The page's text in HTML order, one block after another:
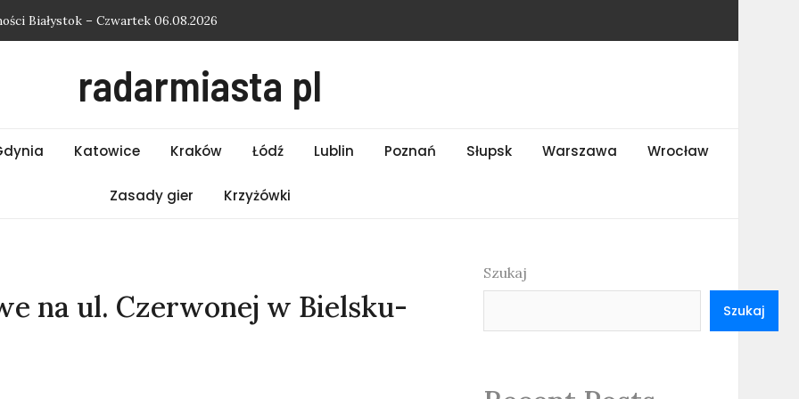
Białystok – Czwartek 06.08.2026
Słupsk – Czwartek 06.08.2026
Kraków – Czwartek 06.08.2026
radarmiasta pl
Katowice Kraków Łódź Lublin Poznań Słupsk Warszawa Wrocław
Zasady gier Krzyżówki
na ul. Czerwonej w Bielsku-
Szukaj
Szukaj